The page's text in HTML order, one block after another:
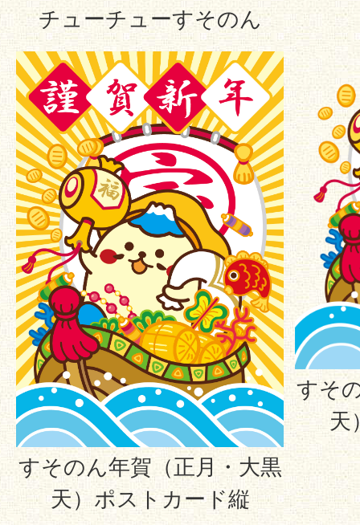
チューチューすそのん
すそのん年賀（正月・大黒
天）ポストカード縦
すそ
天